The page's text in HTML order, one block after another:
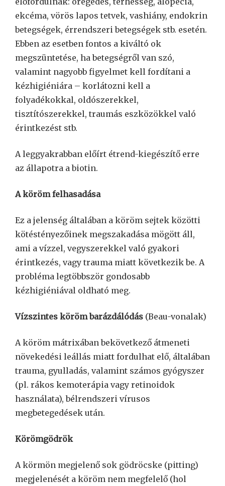
ekcéma, vörös lapos tetvek, vashiány, endokrin
betegségek, érrendszeri betegségek stb. esetén.
Ebben az esetben fontos a kiváltó ok
megszüntetése, ha betegségről van szó,
valamint nagyobb figyelmet kell fordítani a
kézhigiéniára – korlátozni kell a
folyadékokkal, oldószerekkel,
tisztítószerekkel, traumás eszközökkel való
érintkezést stb.
A leggyakrabban előírt étrend-kiegészítő erre
az állapotra a biotin.
A köröm felhasadása
Ez a jelenség általában a köröm sejtek közötti
kötéstényezőinek megszakadása mögött áll,
ami a vízzel, vegyszerekkel való gyakori
érintkezés, vagy trauma miatt következik be. A
probléma legtöbbször gondosabb
kézhigiéniával oldható meg.
Vízszintes köröm barázdálódás (Beau-vonalak)
A köröm mátrixában bekövetkező átmeneti
növekedési leállás miatt fordulhat elő, általában
trauma, gyulladás, valamint számos gyógyszer
(pl. rákos kemoterápia vagy retinoidok
használata), bélrendszeri vírusos
megbetegedések után.
Körömgödrök
A körmön megjelenő sok gödröcske (pitting)
megjelenését a köröm nem megfelelő (hol